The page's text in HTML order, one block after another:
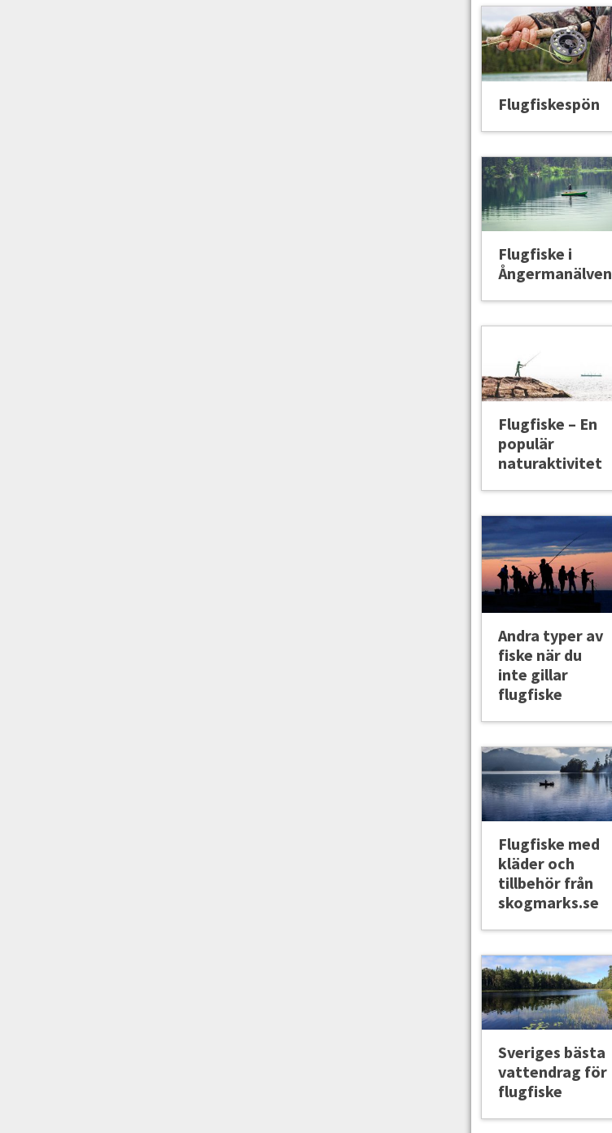
Flugfiskespön
Flugfiske i
Ångermanälven
Flugfiske – En
populär
naturaktivitet
Andra typer av
fiske när du
inte gillar
flugfiske
Flugfiske med
kläder och
tillbehör från
skogmarks.se
Sveriges bästa
vattendrag för
flugfiske